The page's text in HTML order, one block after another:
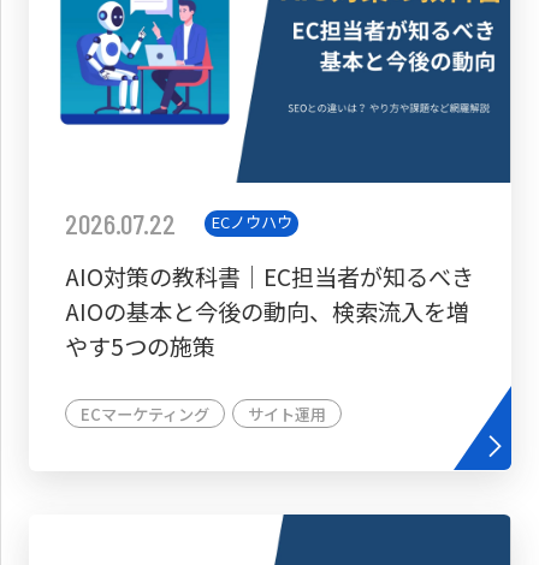
2026.07.22 ECノウハウ
AIO対策の教科書│EC担当者が知るべき
AIOの基本と今後の動向、検索流入を増
やす5つの施策
ECマーケティング サイト運用